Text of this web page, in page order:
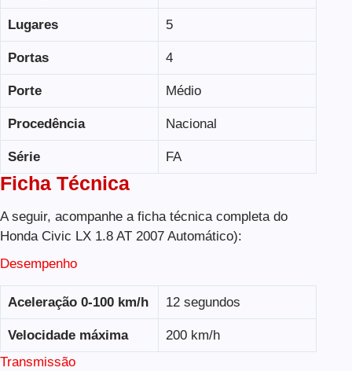
Lugares 5
Portas 4
Porte Médio
Procedência Nacional
Série FA
Ficha Técnica
A seguir, acompanhe a ficha técnica completa do
Honda Civic LX 1.8 AT 2007 Automático):
Desempenho
Aceleração 0-100 km/h 12 segundos
Velocidade máxima
200 km/h
Transmissão